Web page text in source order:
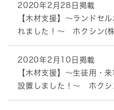
2020年2月28日掲載
【木材支援】～ランドセ
れました！～ ホクシン(
2020年2月10日掲載
【木材支援】～生徒用・
設置しました！～ ホクシ